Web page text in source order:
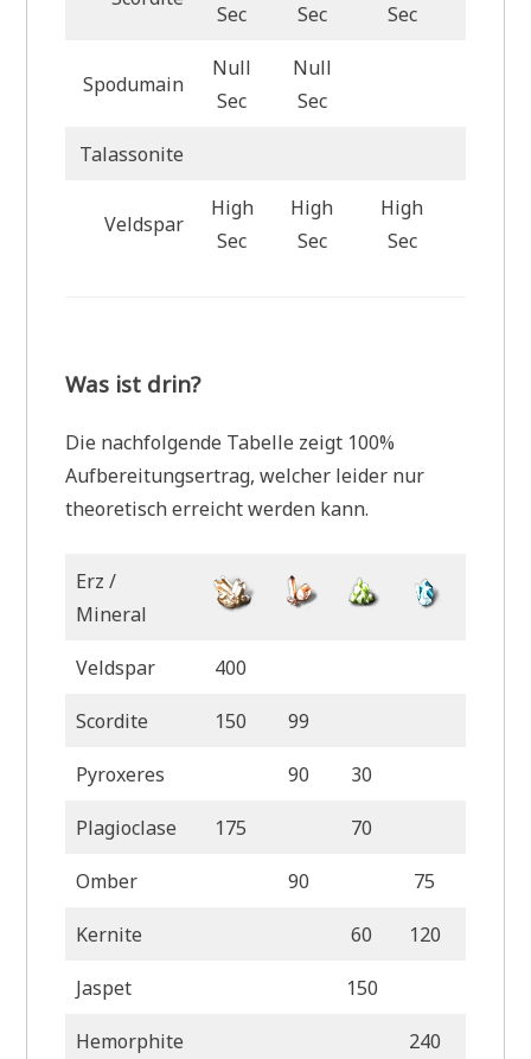
Sec Sec Sec
Spodumain
Null
Sec
Null
Sec
Talassonite
Veldspar
High
Sec
High
Sec
High
Sec
Was ist drin?
Die nachfolgende Tabelle zeigt 100%
Aufbereitungsertrag, welcher leider nur
theoretisch erreicht werden kann.
Erz /
Mineral
Veldspar 400
Scordite 150 99
Pyroxeres 90 30
Plagioclase 175 70
Omber 90 75
Kernite 60 120
Jaspet 150
Hemorphite 240